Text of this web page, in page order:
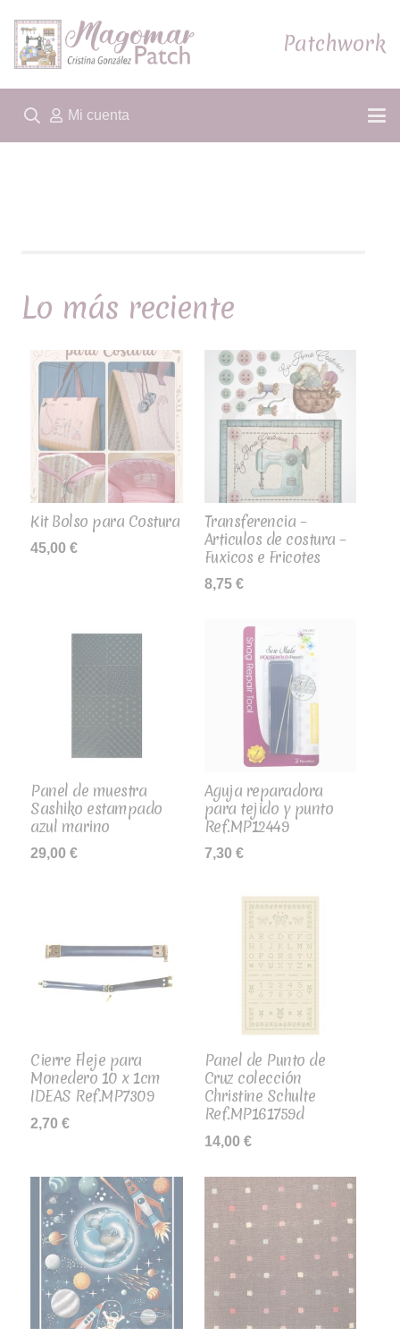
Patchwork
Mi cuenta
Cursos y talleres
Telas Patchwork
Ofertas
Lo más reciente
Kit Bolso para Costura
45,00 €
Transferencia –
Articulos de costura –
Fuxicos e Fricotes
8,75 €
Panel de muestra
Sashiko estampado
azul marino
29,00 €
Aguja reparadora
para tejido y punto
Ref.MP12449
7,30 €
Cierre Fleje para
Monedero 10 x 1cm
IDEAS Ref.MP7309
2,70 €
Panel de Punto de
Cruz colección
Christine Schulte
Ref.MP161759d
14,00 €